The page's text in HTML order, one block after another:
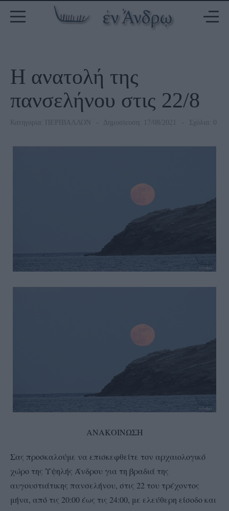
Η ανατολή της
πανσελήνου στις 22/8
Κατηγορία: ΠΕΡΙΒΑΛΛΟΝ Δημοσίευση: 17/08/2021 Σχόλια: 0
ΑΝΑΚΟΙΝΩΣΗ
Σας προσκαλούμε να επισκεφθείτε τον αρχαιολογικό
χώρο της Υψηλής Άνδρου για τη βραδιά της
αυγουστιάτικης πανσελήνου, στις 22 του τρέχοντος
μήνα, από τις 20:00 έως τις 24:00, με ελεύθερη είσοδο και